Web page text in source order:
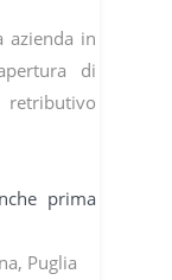
azienda in
di
retributivo
prima
Puglia